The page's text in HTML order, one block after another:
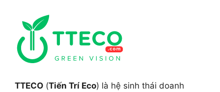
TTECO (Tiến Trí Eco) là hệ sinh thái doanh